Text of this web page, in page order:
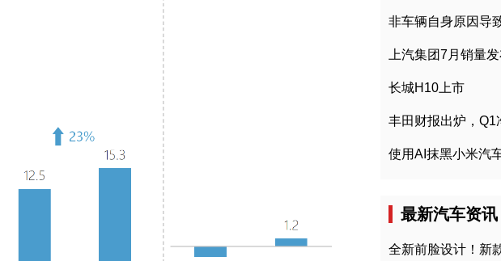
上汽集团7月销量发
长城H10上市
丰田财报出炉，Q1
使用AI抹黑小米汽
最新汽车资讯
全新前脸设计！新